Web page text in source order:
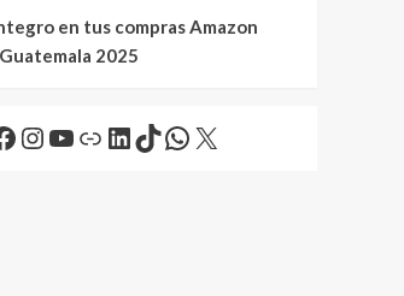
en tus compras Amazon
2025
Instagram
YouTube
LinkLinkedIn
TikTok
WhatsApp
X